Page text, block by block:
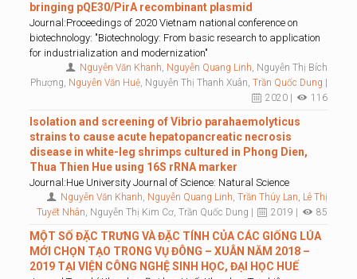
bringing pQE30/PirA recombinant plasmid
Journal:Proceedings of 2020 Vietnam national conference on
biotechnology: "Biotechnology: From basic research to application
for industrialization and modernization"
Nguyễn Văn Khanh, Nguyễn Quang Linh, Nguyễn Thị Bích
Phượng, Nguyễn Văn Huệ, Nguyễn Thị Thanh Xuân,Trần Quốc Dung
2020 |
116
Isolation and screening of Vibrio parahaemolyticus
strains to cause acute hepatopancreatic necrosis
disease in white-leg shrimps cultured in Phong Dien,
Thua Thien Hue using 16S rRNA marker
Journal:Hue University Journal of Science: Natural Science
Nguyễn Văn Khanh, Nguyễn Quang Linh,Trần Thúy Lan, Lê Thị
Tuyết Nhân, Nguyễn Thị Kim Cơ, Trần Quốc Dung | 2019 | 85
MỘT SỐ ĐẶC TRƯNG VÀ ĐẶC TÍNH CỦA CÁC GIỐNG LÚA
MỚI CHỌN TẠO TRONG VỤ ĐÔNG – XUÂN NĂM 2018 –
2019 TẠI VIỆN CÔNG NGHỆ SINH HỌC, ĐẠI HỌC HUẾ